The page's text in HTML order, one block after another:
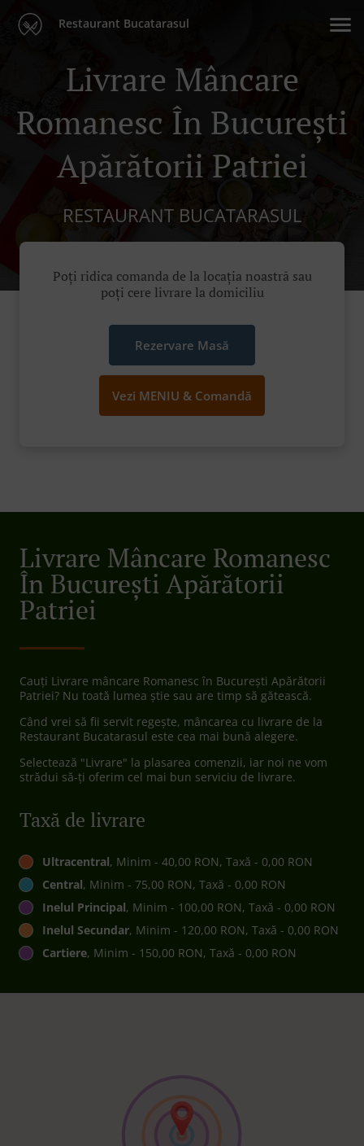
Restaurant Bucatarasul
Livrare Mâncare
Romanesc În București
Apărătorii Patriei
RESTAURANT BUCATARASUL
Poți ridica comanda de la locația noastră sau
poți cere livrare la domiciliu
Rezervare Masă
Vezi MENIU & Comandă
Livrare Mâncare Romanesc
În București Apărătorii
Patriei
Cauți Livrare mâncare Romanesc în București Apărătorii
Patriei? Nu toată lumea știe sau are timp să gătească.
Când vrei să fii servit regește, mâncarea cu livrare de la
Restaurant Bucatarasul este cea mai bună alegere.
Selectează "Livrare" la plasarea comenzii, iar noi ne vom
strădui să-ți oferim cel mai bun serviciu de livrare.
Taxă de livrare
Ultracentral, Minim - 40,00 RON, Taxă - 0,00 RON
Central, Minim - 75,00 RON, Taxă - 0,00 RON
Inelul Principal, Minim - 100,00 RON, Taxă - 0,00 RON
Inelul Secundar, Minim - 120,00 RON, Taxă - 0,00 RON
Cartiere, Minim - 150,00 RON, Taxă - 0,00 RON